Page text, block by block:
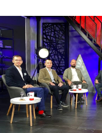
Анти-DDoS
Комплексная киберзащита
субъектов КИИ
Compromise Assessment
Расследование
инцидентов ИБ
Цифровой рубль
Экспресс-повышение уровня
защищенности
Сетевая безопасность
Построение СОИБ
Автоматизация управления ИБ